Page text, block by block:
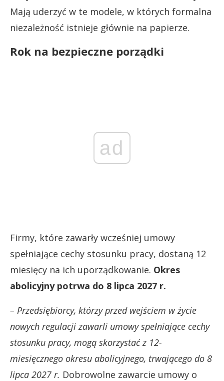
Mają uderzyć w te modele, w których formalna
niezależność istnieje głównie na papierze.
Rok na bezpieczne porządki
ad
Firmy, które zawarły wcześniej umowy
spełniające cechy stosunku pracy, dostaną 12
miesięcy na ich uporządkowanie. Okres
abolicyjny potrwa do 8 lipca 2027 r.
– Przedsiębiorcy, którzy przed wejściem w życie
nowych regulacji zawarli umowy spełniające cechy
stosunku pracy, mogą skorzystać z 12-
miesięcznego okresu abolicyjnego, trwającego do 8
lipca 2027 r. Dobrowolne zawarcie umowy o